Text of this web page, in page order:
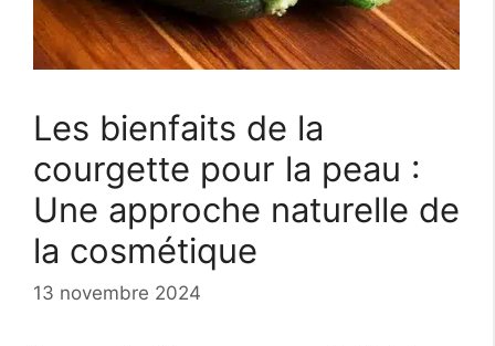
Les bienfaits de la
courgette pour la peau :
Une approche naturelle de
la cosmétique
13 novembre 2024